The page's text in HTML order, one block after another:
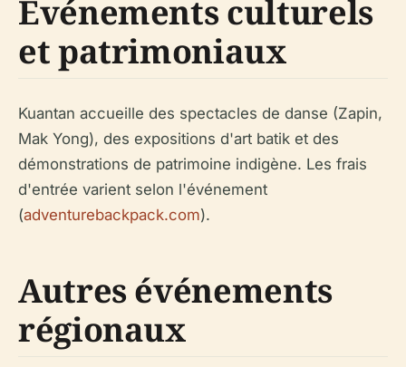
Événements culturels
et patrimoniaux
Kuantan accueille des spectacles de danse (Zapin,
Mak Yong), des expositions d'art batik et des
démonstrations de patrimoine indigène. Les frais
d'entrée varient selon l'événement
(adventurebackpack.com).
Autres événements
régionaux